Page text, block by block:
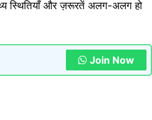
स्थितियाँ और ज़रूरतें अलग-अलग हो
Join Now